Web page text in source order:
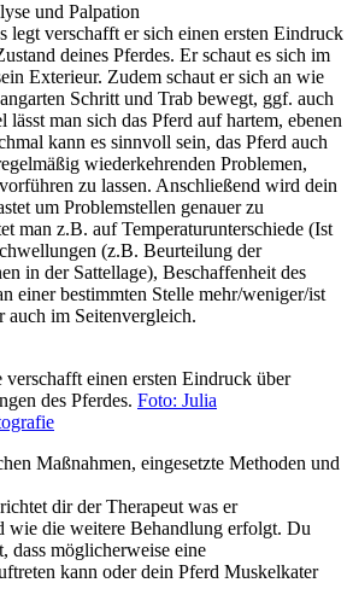
und Palpation
legt verschafft er sich einen ersten Eindruck
deines Pferdes. Er schaut es sich im
Exterieur. Zudem schaut er sich an wie
Schritt und Trab bewegt, ggf. auch
man sich das Pferd auf hartem, ebenen
kann es sinnvoll sein, das Pferd auch
wiederkehrenden Problemen,
zu lassen. Anschließend wird dein
um Problemstellen genauer zu
man z.B. auf Temperaturunterschiede (Ist
(z.B. Beurteilung der
in der Sattellage), Beschaffenheit des
einer bestimmten Stelle mehr/weniger/ist
auch im Seitenvergleich.
verschafft einen ersten Eindruck über
des Pferdes. Foto: Julia
Maßnahmen, eingesetzte Methoden und
dir der Therapeut was er
wie die weitere Behandlung erfolgt. Du
dass möglicherweise eine
kann oder dein Pferd Muskelkater